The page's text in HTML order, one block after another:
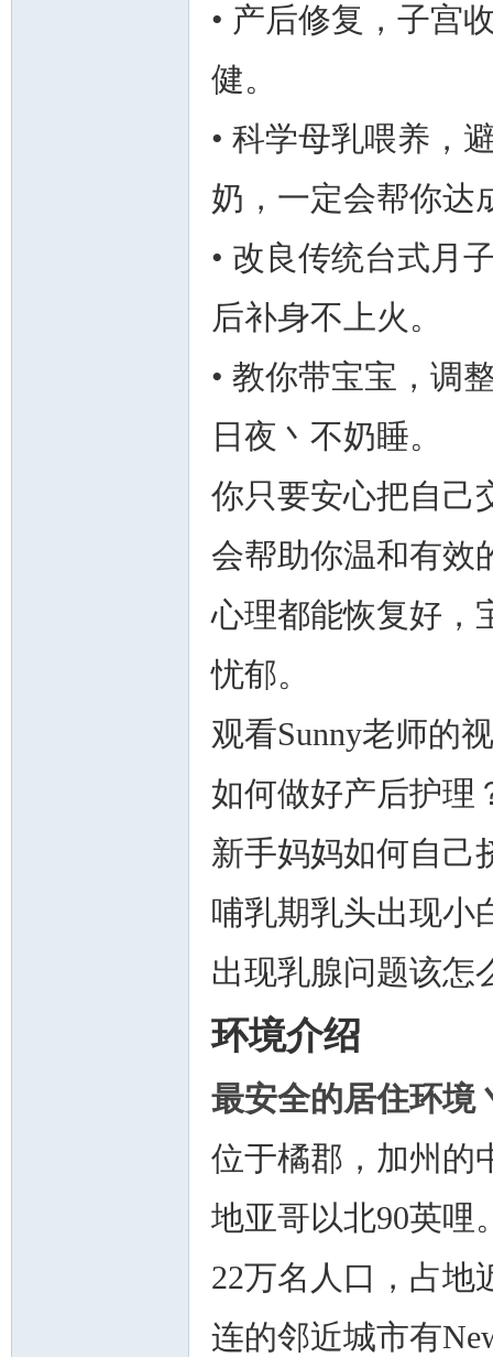
• 产后修复，子宫
健。
• 科学母乳喂养，
奶，一定会帮你达
• 改良传统台式月
后补身不上火。
• 教你带宝宝，调
日夜丶不奶睡。
你只要安心把自己
会帮助你温和有效
心理都能恢复好，
忧郁。
观看Sunny老师的
如何做好产后护理
新手妈妈如何自己
哺乳期乳头出现小
出现乳腺问题该怎
环境介绍
最安全的居住环境
位于橘郡，加州的
地亚哥以北90英哩
22万名人口，占地
连的邻近城市有